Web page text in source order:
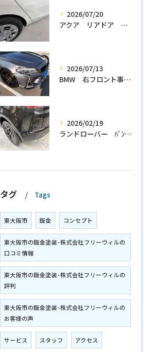
2026/07/20
アクア リアドア クォーターパネル修理
2026/07/13
BMW 右フロント事故修理
2026/02/19
ランドローバー ﾊﾞﾝﾊﾟｰ修理
タグ Tags
東大阪市 鈑金 コンセプト
東大阪市の鈑金塗装･株式会社フリーウィルの
口コミ情報
東大阪市の鈑金塗装･株式会社フリーウィルの
評判
東大阪市の鈑金塗装･株式会社フリーウィルの
お客様の声
サービス スタッフ アクセス